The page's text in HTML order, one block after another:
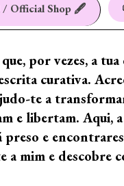
/ Official Shop 🖋️
por vezes, a
curativa.
te a
e libertam. Aqui,
preso e
a mim e descobre